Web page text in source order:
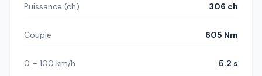
Puissance (ch) 306 ch
Couple 605 Nm
0 – 100 km/h 5.2 s